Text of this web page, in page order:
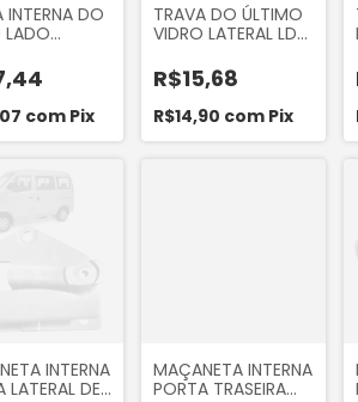
INTERNA DO
LADO
2.7 ASIA
A 1999
KOREA
com Pix
TRAVA DO ÚLTIMO
VIDRO LATERAL LD/
1994 1995 1996
1997 1998
R$15,68
R$14,90 com Pix
INTERNA
LATERAL DE
MAÇANETA INTERNA
PORTA TRASEIRA